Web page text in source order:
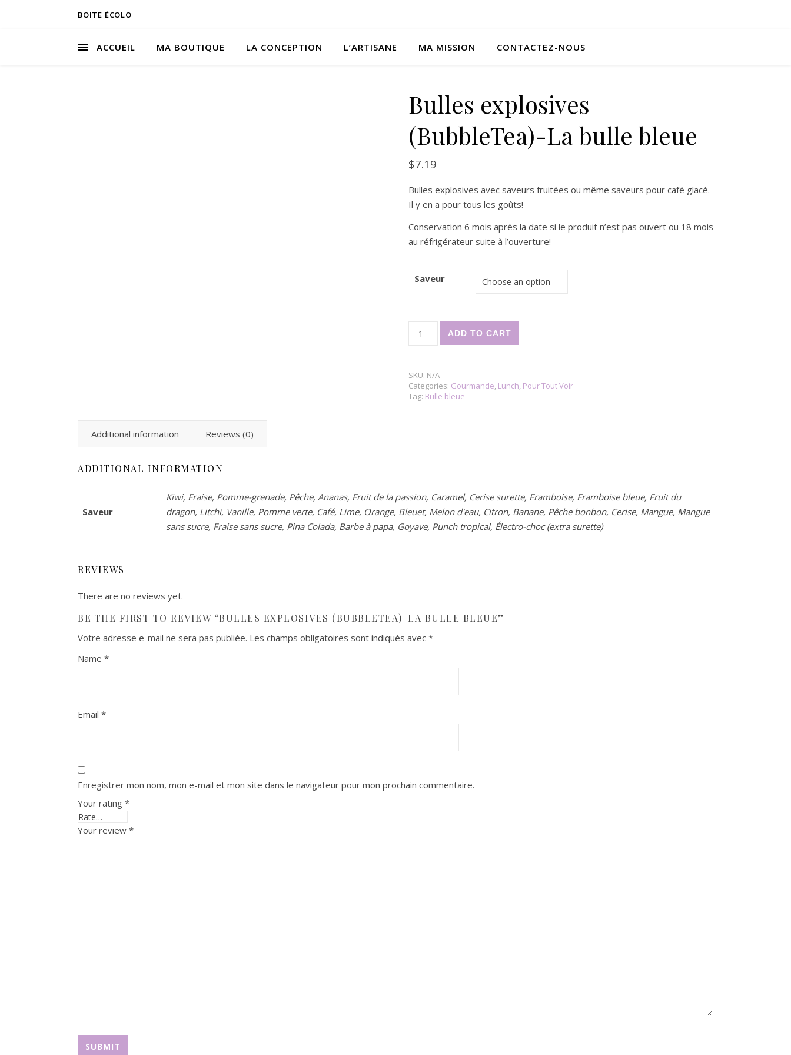
BOITE ÉCOLO
ACCUEIL MA BOUTIQUE LA CONCEPTION L’ARTISANE MA MISSION CONTACTEZ-NOUS
Bulles explosives
(BubbleTea)-La bulle bleue
$7.19
Bulles explosives avec saveurs fruitées ou même saveurs pour café glacé.
Il y en a pour tous les goûts!
Conservation 6 mois après la date si le produit n’est pas ouvert ou 18 mois
au réfrigérateur suite à l’ouverture!
Saveur
ADD TO CART
SKU: N/A
Categories: Gourmande, Lunch, Pour Tout Voir
Tag: Bulle bleue
Additional information Reviews (0)
ADDITIONAL INFORMATION
Saveur
Kiwi, Fraise, Pomme-grenade, Pêche, Ananas, Fruit de la passion, Caramel, Cerise surette, Framboise, Framboise bleue, Fruit du
dragon, Litchi, Vanille, Pomme verte, Café, Lime, Orange, Bleuet, Melon d'eau, Citron, Banane, Pêche bonbon, Cerise, Mangue, Mangue
sans sucre, Fraise sans sucre, Pina Colada, Barbe à papa, Goyave, Punch tropical, Électro-choc (extra surette)
REVIEWS
There are no reviews yet.
BE THE FIRST TO REVIEW “BULLES EXPLOSIVES (BUBBLETEA)-LA BULLE BLEUE”
Votre adresse e-mail ne sera pas publiée. Les champs obligatoires sont indiqués avec *
Name *
Email *
Enregistrer mon nom, mon e-mail et mon site dans le navigateur pour mon prochain commentaire.
Your rating *
Your review *